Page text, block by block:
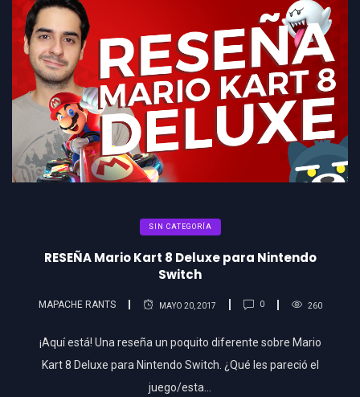
SIN CATEGORÍA
RESEÑA Mario Kart 8 Deluxe para Nintendo
Switch
MAPACHE RANTS MAYO 20, 2017 0 260
¡Aquí está! Una reseña un poquito diferente sobre Mario
Kart 8 Deluxe para Nintendo Switch. ¿Qué les pareció el
juego/esta…